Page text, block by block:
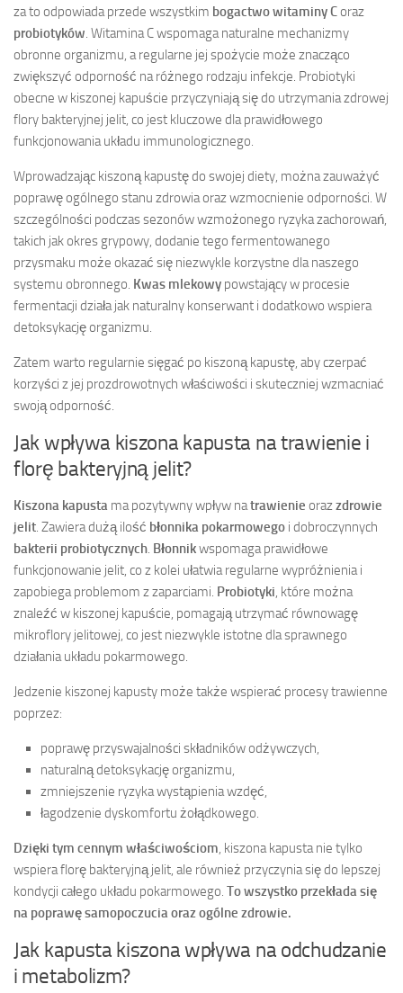
za to odpowiada przede wszystkim bogactwo witaminy Coraz
probiotyków. Witamina C wspomaga naturalne mechanizmy
obronne organizmu, a regularne jej spożycie może znacząco
zwiększyć odporność na różnego rodzaju infekcje. Probiotyki
obecne w kiszonej kapuście przyczyniają się do utrzymania zdrowej
flory bakteryjnej jelit, co jest kluczowe dla prawidłowego
funkcjonowania układu immunologicznego.
Wprowadzając kiszoną kapustę do swojej diety, można zauważyć
poprawę ogólnego stanu zdrowia oraz wzmocnienie odporności. W
szczególności podczas sezonów wzmożonego ryzyka zachorowań,
takich jak okres grypowy, dodanie tego fermentowanego
przysmaku może okazać się niezwykle korzystne dla naszego
systemu obronnego. Kwas mlekowy powstający w procesie
fermentacji działa jak naturalny konserwant i dodatkowo wspiera
detoksykację organizmu.
Zatem warto regularnie sięgać po kiszoną kapustę, aby czerpać
korzyści z jej prozdrowotnych właściwości i skuteczniej wzmacniać
swoją odporność.
Jak wpływa kiszona kapusta na trawienie i
florę bakteryjną jelit?
Kiszona kapusta ma pozytywny wpływ natrawienie orazzdrowie
jelit. Zawiera dużą ilość błonnika pokarmowego i dobroczynnych
bakterii probiotycznych. Błonnikwspomaga prawidłowe
funkcjonowanie jelit, co z kolei ułatwia regularne wypróżnienia i
zapobiega problemom z zaparciami. Probiotyki, które można
znaleźć w kiszonej kapuście, pomagają utrzymać równowagę
mikroflory jelitowej, co jest niezwykle istotne dla sprawnego
działania układu pokarmowego.
Jedzenie kiszonej kapusty może także wspierać procesy trawienne
poprzez:
poprawę przyswajalności składników odżywczych,
naturalną detoksykację organizmu,
zmniejszenie ryzyka wystąpienia wzdęć,
łagodzenie dyskomfortu żołądkowego.
Dzięki tym cennym właściwościom, kiszona kapusta nie tylko
wspiera florę bakteryjną jelit, ale również przyczynia się do lepszej
kondycji całego układu pokarmowego. To wszystko przekłada się
na poprawę samopoczucia oraz ogólne zdrowie.
Jak kapusta kiszona wpływa na odchudzanie
i metabolizm?